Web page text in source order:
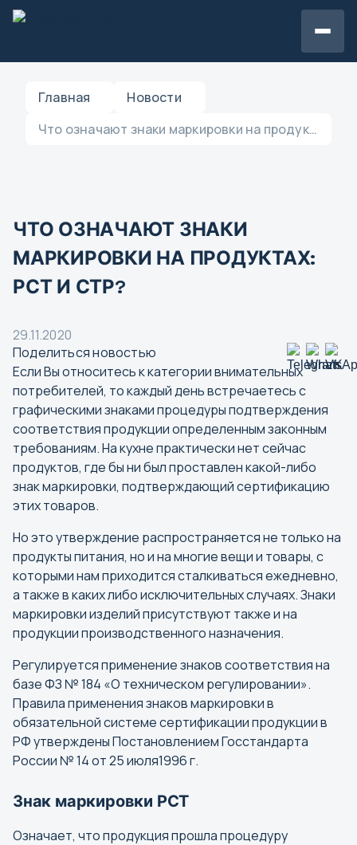
Главная
Новости
Что означают знаки маркировки на продуктах: РСТ и СТР?
ЧТО ОЗНАЧАЮТ ЗНАКИ
МАРКИРОВКИ НА ПРОДУКТАХ:
РСТ И СТР?
29.11.2020
Поделиться новостью
Если Вы относитесь к категории внимательных
потребителей, то каждый день встречаетесь с
графическими знаками процедуры подтверждения
соответствия продукции определенным законным
требованиям. На кухне практически нет сейчас
продуктов, где бы ни был проставлен какой-либо
знак маркировки, подтверждающий сертификацию
этих товаров.
Но это утверждение распространяется не только на
продукты питания, но и на многие вещи и товары, с
которыми нам приходится сталкиваться ежедневно,
а также в каких либо исключительных случаях. Знаки
маркировки изделий присутствуют также и на
продукции производственного назначения.
Регулируется применение знаков соответствия на
базе ФЗ № 184 «О техническом регулировании».
Правила применения знаков маркировки в
обязательной системе сертификации продукции в
РФ утверждены Постановлением Госстандарта
России № 14 от 25 июля1996 г.
Знак маркировки РСТ
Означает, что продукция прошла процедуру